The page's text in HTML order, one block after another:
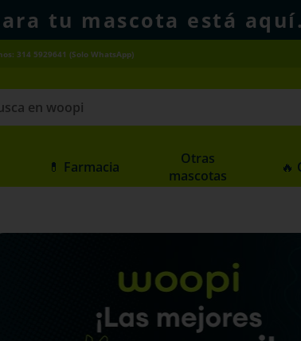
tu mascota está
314 5929641 (Solo WhatsApp)
en woopi
agility gold
nexgard
💊 Farmacia
Otras
mascotas
🔥